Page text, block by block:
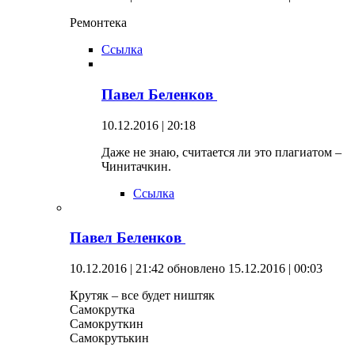
Ремонтека
Ссылка
Павел Беленков
10.12.2016 | 20:18
Даже не знаю, считается ли это плагиатом –
Чинитачкин.
Ссылка
Павел Беленков
10.12.2016 | 21:42 обновлено 15.12.2016 | 00:03
Крутяк – все будет ништяк
Самокрутка
Самокруткин
Самокрутькин